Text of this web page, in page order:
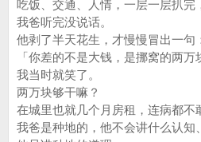
吃饭、交通、人情，一层一层扒完
我爸听完没说话。
他剥了半天花生，才慢慢冒出一句
「你差的不是大钱，是挪窝的两万
我当时就笑了。
两万块够干嘛？
在城里也就几个月房租，连病都不
我爸是种地的，他不会讲什么认知